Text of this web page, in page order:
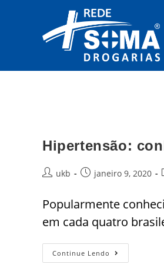
Hipertensão:
ukb janeiro 9, 2020
Popularmente
em cada quatro
Continue Lendo